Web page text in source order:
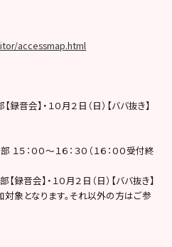
accessmap.html
音会】・１０月２日（日）【ババ抜き】
５：００～１６：３０（１６：００受付終
音会】・１０月２日（日）【ババ抜き】
象となります。それ以外の方はご参